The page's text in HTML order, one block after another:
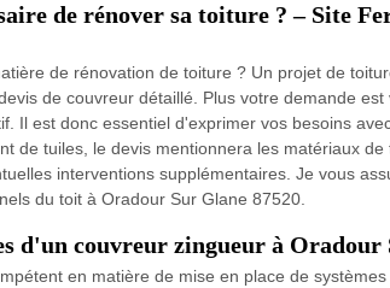
de rénover sa toiture ? – Site
de rénovation de toiture ? Un projet de
de couvreur détaillé. Plus votre demande
Il est donc essentiel d'exprimer vos besoins
de tuiles, le devis mentionnera les matériaux
interventions supplémentaires. Je vous
du toit à Oradour Sur Glane 87520.
d'un couvreur zingueur à Oradour
en matière de mise en place de